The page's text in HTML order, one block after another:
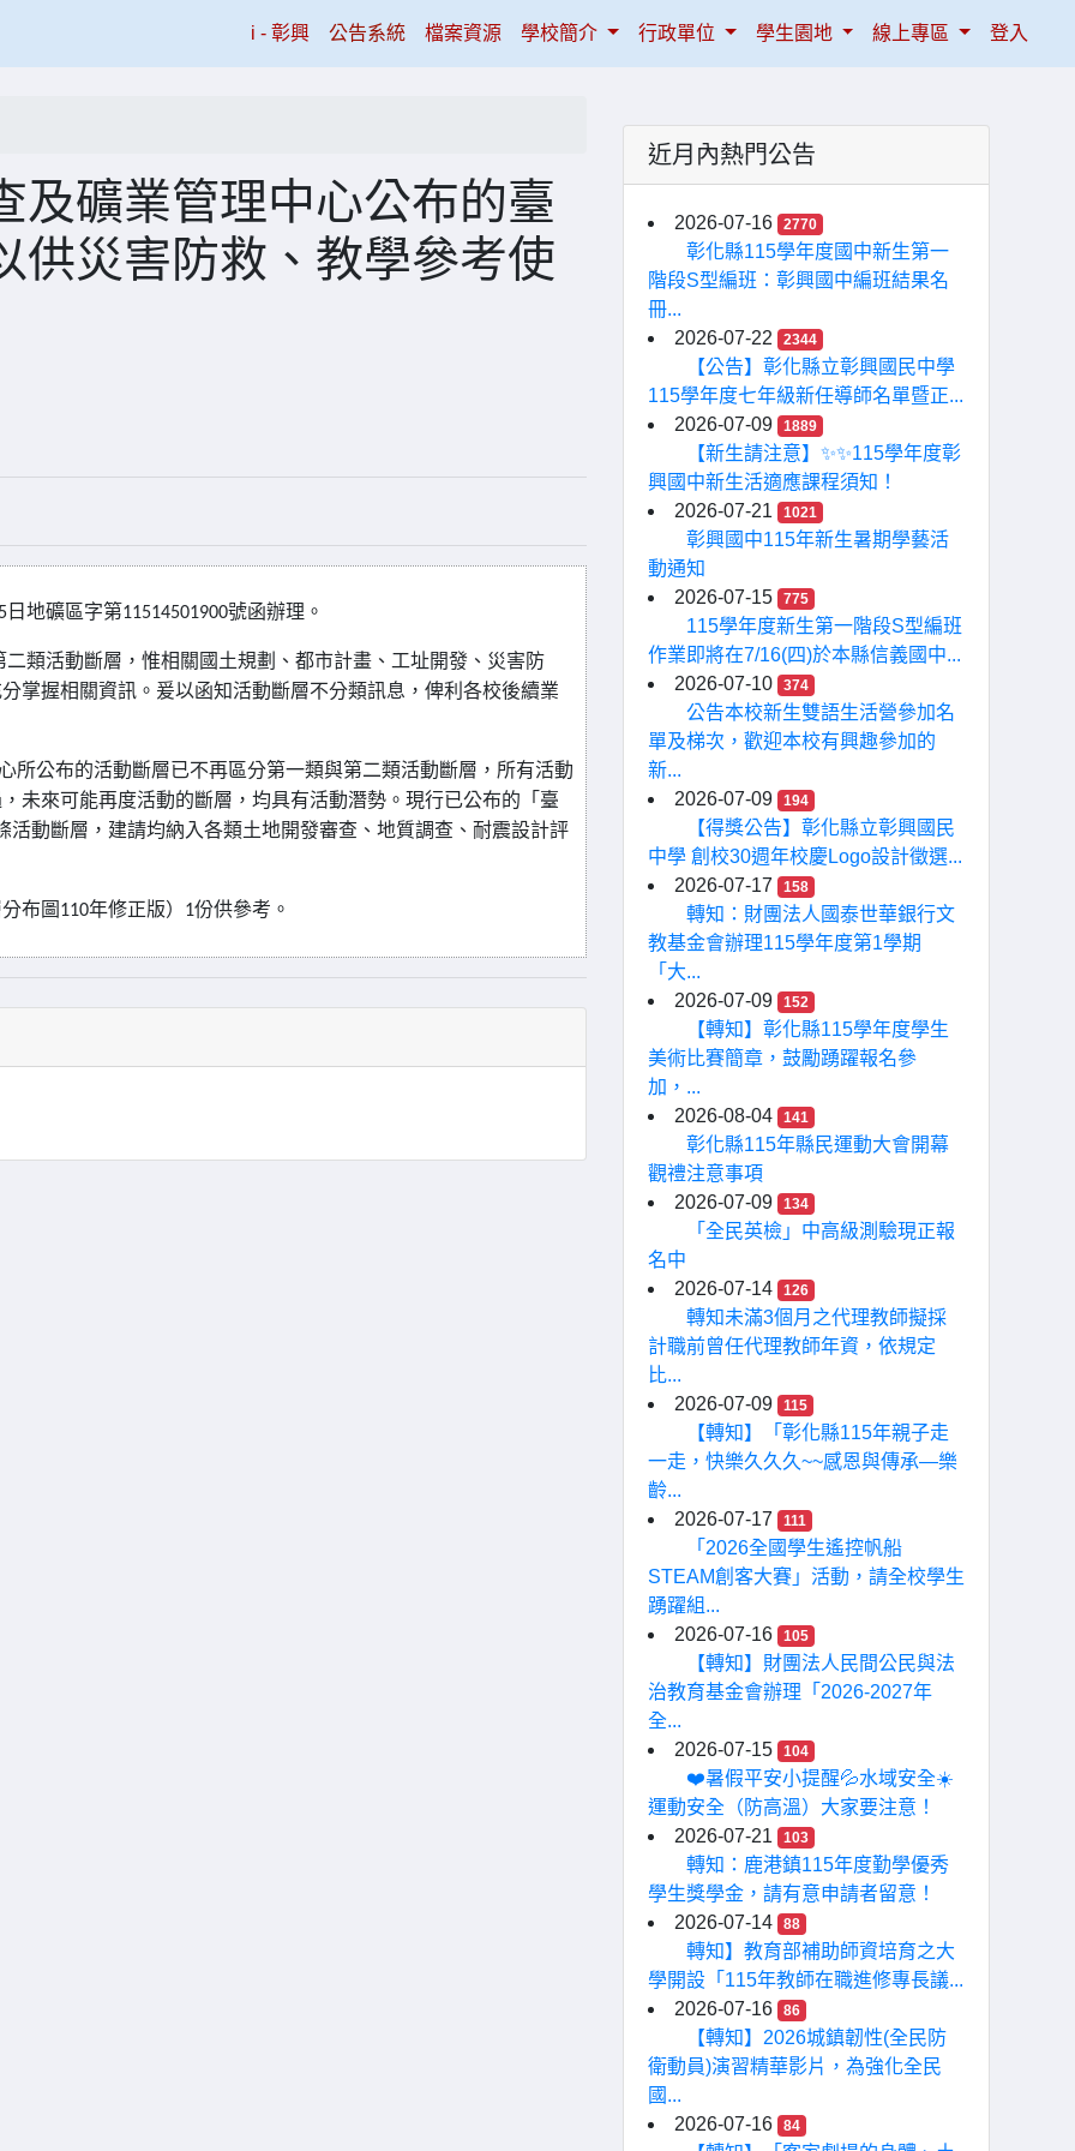
i - 彰興(current)
公告系統 檔案資源 學校簡介 行政單位 學生園地 線上專區 登入
及礦業管理中心公布的臺
供災害防救、教學參考使
日地礦區字第11514501900號函辦理。
類活動斷層，惟相關國土規劃、都市計畫、工址開發、災害防
掌握相關資訊。爰以函知活動斷層不分類訊息，俾利各校後續業
所公布的活動斷層已不再區分第一類與第二類活動斷層，所有活動
未來可能再度活動的斷層，均具有活動潛勢。現行已公布的「臺
活動斷層，建請均納入各類土地開發審查、地質調查、耐震設計評
布圖 110年修正版） 1份供參考。
近月內熱門公告
2026-07-16 2770
彰化縣115學年度國中新生第一
階段S型編班：彰興國中編班結果名
冊...
2026-07-22
2344
【公告】彰化縣立彰興國民中學
115學年度七年級新任導師名單暨正...
2026-07-09
1889
【新生請注意】✨✨115學年度彰
興國中新生活適應課程須知！
2026-07-21
1021
彰興國中115年新生暑期學藝活
動通知
2026-07-15
775
115學年度新生第一階段S型編班
作業即將在7/16(四)於本縣信義國中...
2026-07-10
374
公告本校新生雙語生活營參加名
單及梯次，歡迎本校有興趣參加的
新...
2026-07-09
194
【得獎公告】彰化縣立彰興國民
中學 創校30週年校慶Logo設計徵選...
2026-07-17
158
轉知：財團法人國泰世華銀行文
教基金會辦理115學年度第1學期
「大...
2026-07-09
152
【轉知】彰化縣115學年度學生
美術比賽簡章，鼓勵踴躍報名參
加，...
2026-08-04
141
彰化縣115年縣民運動大會開幕
觀禮注意事項
2026-07-09
134
「全民英檢」中高級測驗現正報
名中
2026-07-14
126
轉知未滿3個月之代理教師擬採
計職前曾任代理教師年資，依規定
比...
2026-07-09
115
【轉知】「彰化縣115年親子走
一走，快樂久久久~~感恩與傳承—樂
齡...
2026-07-17
111
「2026全國學生遙控帆船
STEAM創客大賽」活動，請全校學生
踴躍組...
2026-07-16
105
【轉知】財團法人民間公民與法
治教育基金會辦理「2026-2027年
全...
2026-07-15
104
❤️暑假平安小提醒💦水域安全☀️
運動安全（防高溫）大家要注意！
2026-07-21
103
轉知：鹿港鎮115年度勤學優秀
學生獎學金，請有意申請者留意！
2026-07-14
88
轉知】教育部補助師資培育之大
學開設「115年教師在職進修專長議...
2026-07-16
86
【轉知】2026城鎮韌性(全民防
衛動員)演習精華影片，為強化全民
國...
2026-07-16
84